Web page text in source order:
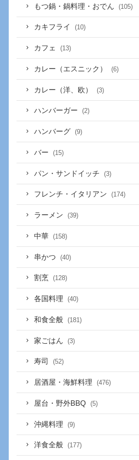
もつ鍋・鍋料理・おでん (105)
カキフライ (10)
カフェ (13)
カレー（エスニック） (6)
カレー（洋、欧） (3)
ハンバーガー (2)
ハンバーグ (9)
バー (15)
パン・サンドイッチ (3)
フレンチ・イタリアン (174)
ラーメン (39)
中華 (158)
串かつ (40)
割烹 (128)
各国料理 (40)
和食全般 (181)
家ごはん (3)
寿司 (52)
居酒屋・海鮮料理 (476)
屋台・野外BBQ (5)
沖縄料理 (9)
洋食全般 (177)